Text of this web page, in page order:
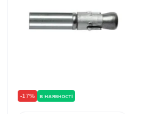
-17% в наявності